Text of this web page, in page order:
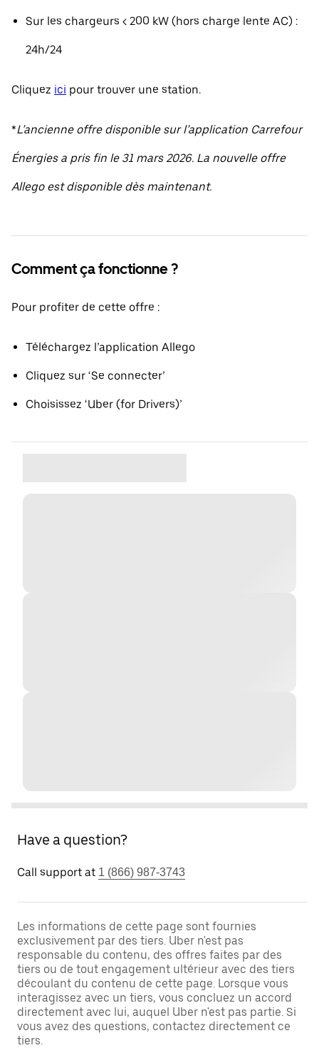
Sur les chargeurs < 200 kW (hors charge lente AC) :
24h/24
Cliquez ici pour trouver une station.
*L’ancienne offre disponible sur l’application Carrefour
Énergies a pris fin le 31 mars 2026. La nouvelle offre
Allego est disponible dès maintenant.
Comment ça fonctionne ?
Pour profiter de cette offre :
Téléchargez l’application Allego
Cliquez sur ‘Se connecter’
Choisissez ‘Uber (for Drivers)’
Have a question?
Call support at 1 (866) 987-3743
Les informations de cette page sont fournies
exclusivement par des tiers. Uber n'est pas
responsable du contenu, des offres faites par des
tiers ou de tout engagement ultérieur avec des tiers
découlant du contenu de cette page. Lorsque vous
interagissez avec un tiers, vous concluez un accord
directement avec lui, auquel Uber n'est pas partie. Si
vous avez des questions, contactez directement ce
tiers.